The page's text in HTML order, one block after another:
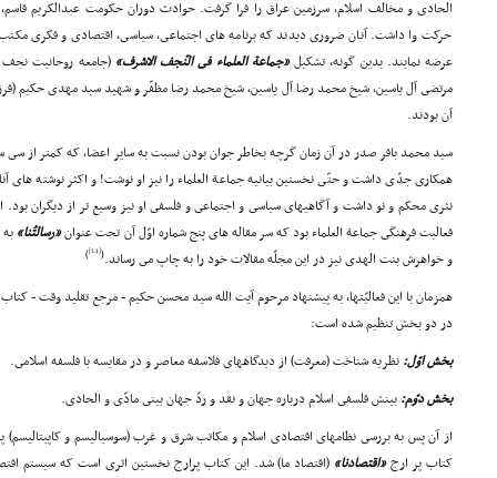
الحادى و مخالف اسلام، سرزمین عراق را فرا گرفت. حوادث دوران حکومت عبدالکریم
حرکت وا داشت. آنان ضرورى دیدند که برنامه هاى اجتماعى، سیاسى، اقتصادى و فکرى
عرضه نمایند. بدین گونه، تشکیل«جماعة العلماء فى النّجف الاشرف»(جامعه روحانیت
مرتضى آل یاسین، شیخ محمد رضا آل یاسین، شیخ محمد رضا مظفّر و شهید سید مهدى حکیم
آن بودند.
سید محمد باقر صدر در آن زمان گرچه بخاطر جوان بودن نسبت به سایر اعضا، که کمتر از سى
همکارى جدّى داشت و حتّى نخستین بیانیه جماعة العلماء را نیز او نوشت! و اکثر نوشته هاى
فعالیت فرهنگى جماعة العلماء بود که سر مقاله هاى پنج شماره اوّل آن تحت عنوان«رسالتُنا»
و خواهرش بنت الهدى نیز در این مجلّه مقالات خود را به چاپ مى رساند.(
[14]
)
همزمان با این فعالیّتها، به پیشنهاد مرحوم آیت الله سید محسن حکیم - مرجع تقلید وقت -
در دو بخش تنظیم شده است:
بخش اوّل: نظریه شناخت (معرفت) از دیدگاههاى فلاسفه معاصر و در مقایسه با فلسفه اسلامى.
بخش دوّم: بینش فلسفى اسلام درباره جهان و نقد و ردّ جهان بینى مادّى و الحادى.
از آن پس به بررسى نظامهاى اقتصادى اسلام و مکاتب شرق و غرب (سوسیالیسم و
کتاب پر ارج«اقتصادنا» (اقتصاد ما) شد. این کتاب پرارج نخستین اثرى است که سیستم